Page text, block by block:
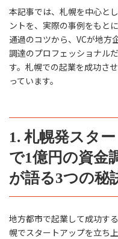
本記事では、札幌を中心と
ントを、実際の事例をもと
通過のコツから、VCが地方
調達のプロフェッショナル
す。札幌での起業を成功さ
っています。
1. 札幌発スタ
で1億円の資金
が語る3つの秘
地方都市で起業して成功す
幌でスタートアップを立ち